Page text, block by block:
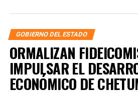
adolescentes y jóvenes descubran
con espacios seguros para convivir,
desarrollarse.
GOBIERNO DEL ESTADO
ORMALIZAN
IMPULSAR EL
ECONÓMICO DE